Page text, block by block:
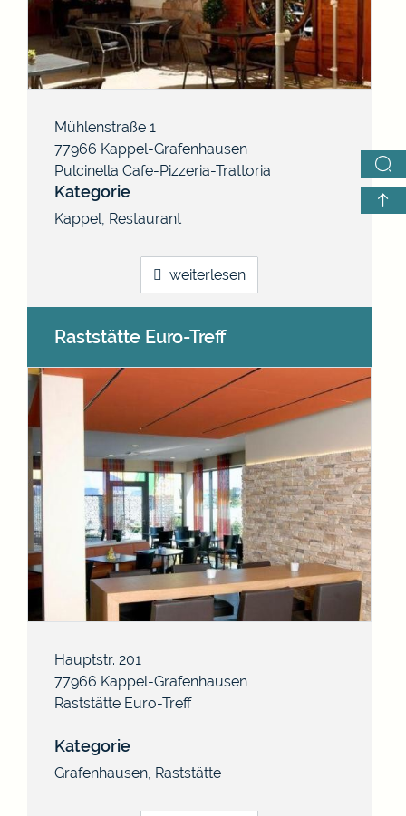
Pulcinella Cafe-Pizzeria-Trattoria
Mühlenstraße 1
77966 Kappel-Grafenhausen
Kategorie
Kappel, Restaurant
weiterlesen
Raststätte Euro-Treff
Raststätte Euro-Treff
Hauptstr. 201
77966 Kappel-Grafenhausen
Kategorie
Grafenhausen, Raststätte